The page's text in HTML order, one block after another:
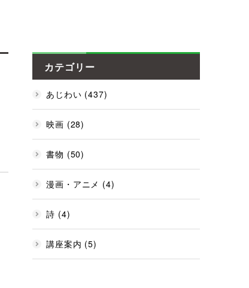
カテゴリー
あじわい (437)
映画 (28)
書物 (50)
漫画・アニメ (4)
詩 (4)
講座案内 (5)